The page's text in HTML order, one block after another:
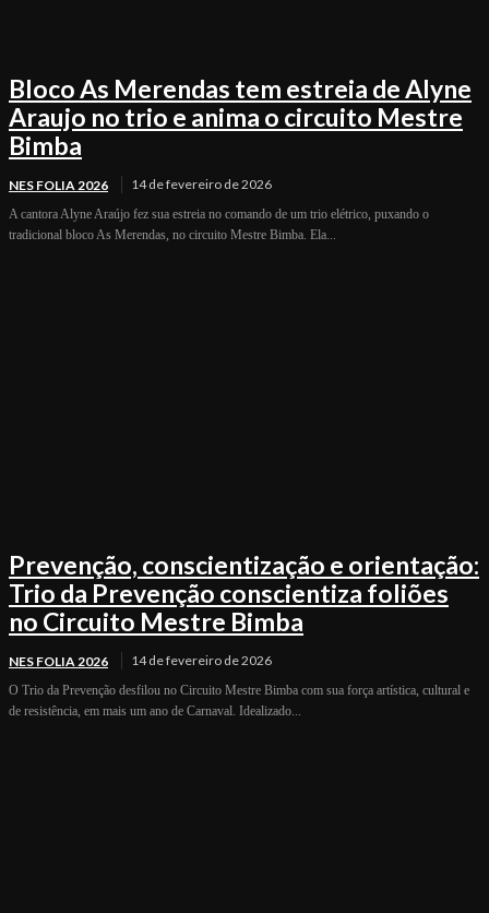
Bloco As Merendas tem estreia de Alyne
Araujo no trio e anima o circuito Mestre
Bimba
NES FOLIA 2026 14 de fevereiro de 2026
A cantora Alyne Araújo fez sua estreia no comando de um trio elétrico, puxando o
tradicional bloco As Merendas, no circuito Mestre Bimba. Ela...
Prevenção, conscientização e orientação:
Trio da Prevenção conscientiza foliões
no Circuito Mestre Bimba
NES FOLIA 2026 14 de fevereiro de 2026
O Trio da Prevenção desfilou no Circuito Mestre Bimba com sua força artística, cultural e
de resistência, em mais um ano de Carnaval. Idealizado...